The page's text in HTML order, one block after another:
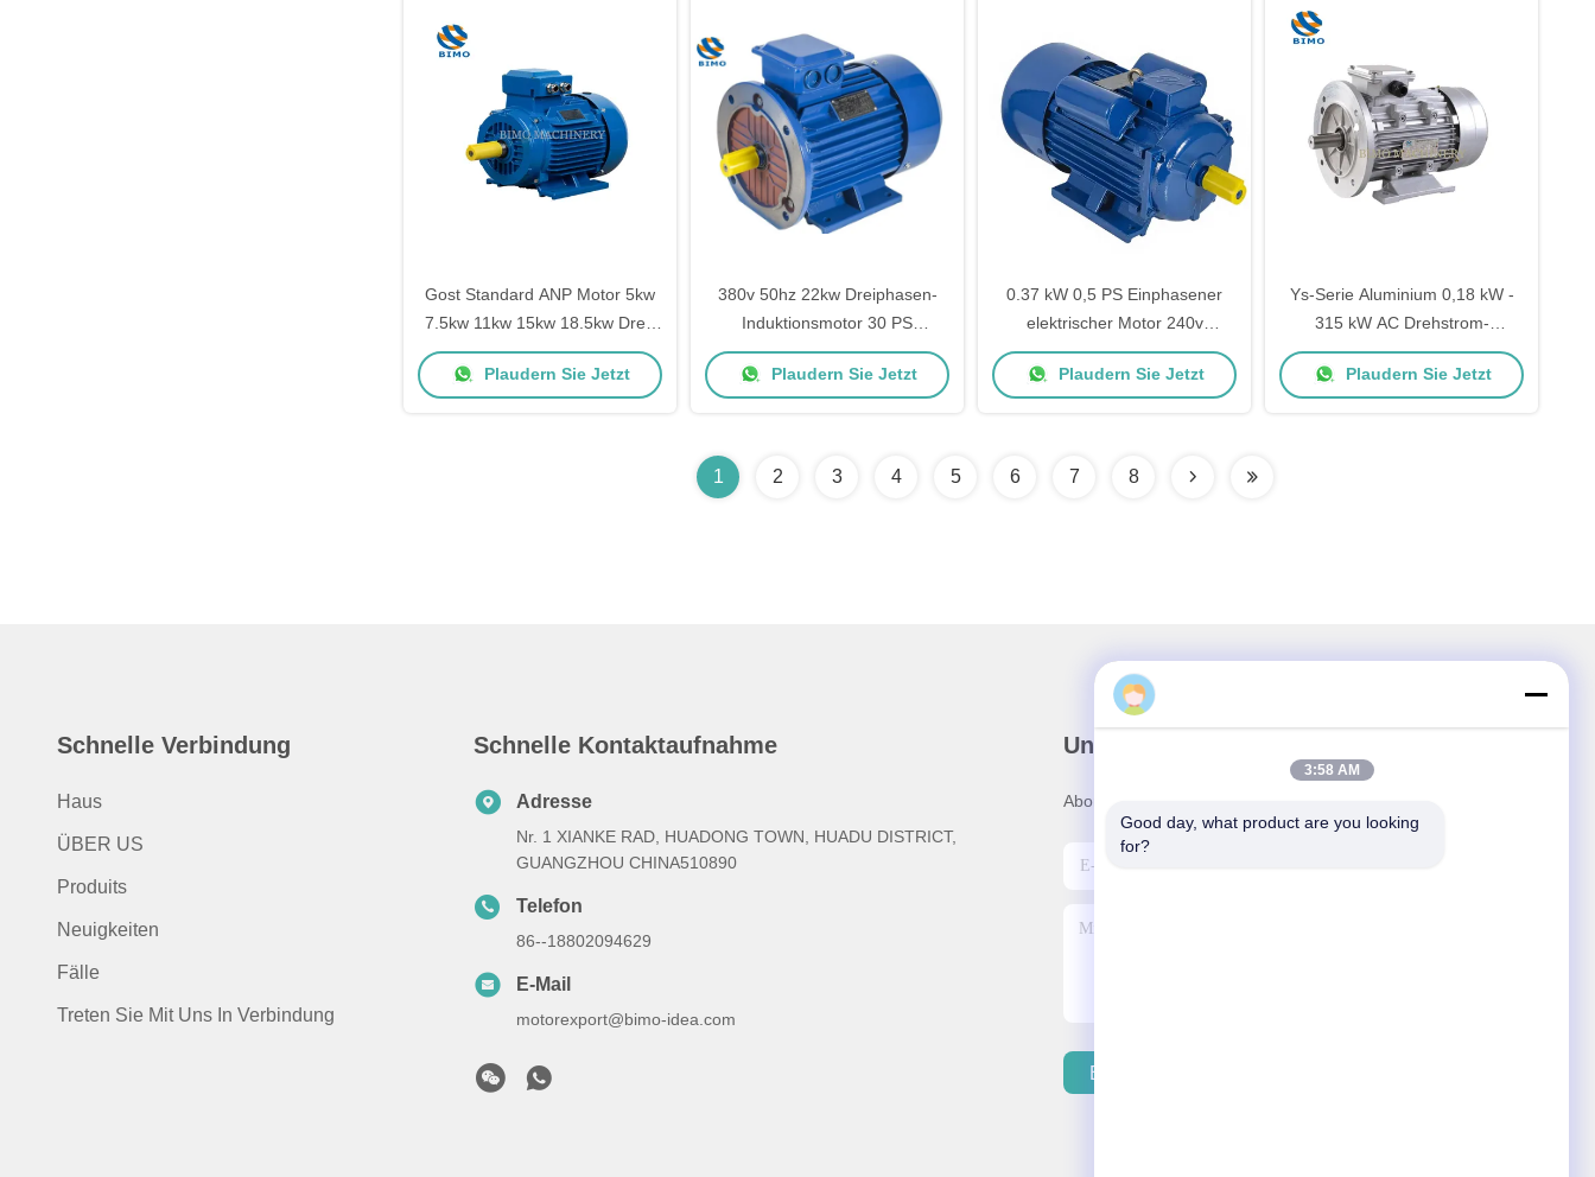
Gost Standard ANP Motor 5kw
7.5kw 11kw 15kw 18.5kw Drei-
Phasen-Elektromotoren
Plaudern Sie Jetzt
380v 50hz 22kw Dreiphasen-
Induktionsmotor 30 PS
Elektromotor
Plaudern Sie Jetzt
0.37 kW 0,5 PS Einphasener
elektrischer Motor 240v
Zweiphasener elektrischer
Motor
Plaudern Sie Jetzt
Ys-Serie Aluminium 0,18 kW -
315 kW AC Drehstrom-
Elektromotor wasserdicht 380 V
50/60 Hz Induktionsmotor
Plaudern Sie Jetzt
1 2 3 4 5 6 7 8
Schnelle Verbindung
Haus
ÜBER US
Produits
Neuigkeiten
Fälle
Treten Sie Mit Uns In Verbindung
Schnelle Kontaktaufnahme
Adresse
Nr. 1 XIANKE RAD, HUADONG TOWN, HUADU DISTRICT,
GUANGZHOU CHINA510890
Telefon
86--18802094629
E-Mail
motorexport@bimo-idea.com
Unser Newsletter
Abonnieren Sie unseren Newsletter für Rabatte und mehr.
E-Mail Senden
3:58 AM
Good day, what product are you looking
for?